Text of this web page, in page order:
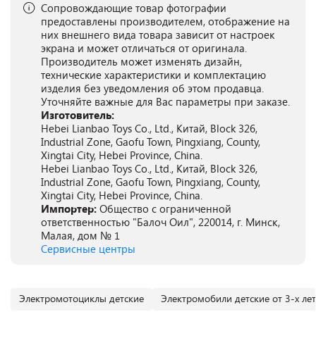
Сопровождающие товар фотографии
предоставлены производителем, отображение на
них внешнего вида товара зависит от настроек
экрана и может отличаться от оригинала.
Производитель может изменять дизайн,
технические характеристики и комплектацию
изделия без уведомления об этом продавца.
Уточняйте важные для Вас параметры при заказе.
Изготовитель:
Hebei Lianbao Toys Co., Ltd., Китай, Block 326,
Industrial Zone, Gaofu Town, Pingxiang, County,
Xingtai City, Hebei Province, China.
Hebei Lianbao Toys Co., Ltd., Китай, Block 326,
Industrial Zone, Gaofu Town, Pingxiang, County,
Xingtai City, Hebei Province, China.
Импортер: Общество с ограниченной
ответственностью "Балоч Оил", 220014, г. Минск,
Малая, дом № 1
Сервисные центры
Электромотоциклы детские Электромобили детские от 3-х лет